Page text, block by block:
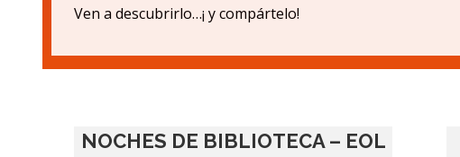
Ven a descubrirlo…¡ y compártelo!
NOCHES DE BIBLIOTECA – EOL